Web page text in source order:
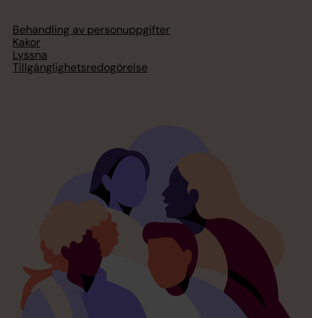
Behandling av personuppgifter
Kakor
Lyssna
Tillgänglighetsredogörelse